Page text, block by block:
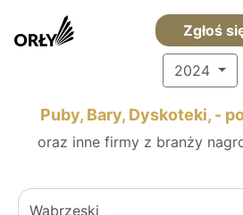
Zgłoś
2024
Puby, Bary, Dyskoteki, -
oraz inne firmy z branży